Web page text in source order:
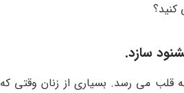
کنید؟
سازد.
می رسد. بسیاری از زنان وقتی که